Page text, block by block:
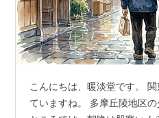
こんにちは、暖淡堂です。
ていますね。 多摩丘陵地区